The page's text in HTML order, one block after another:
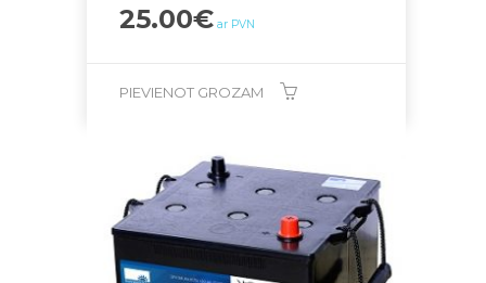
25.00€ ar PVN
PIEVIENOT GROZAM